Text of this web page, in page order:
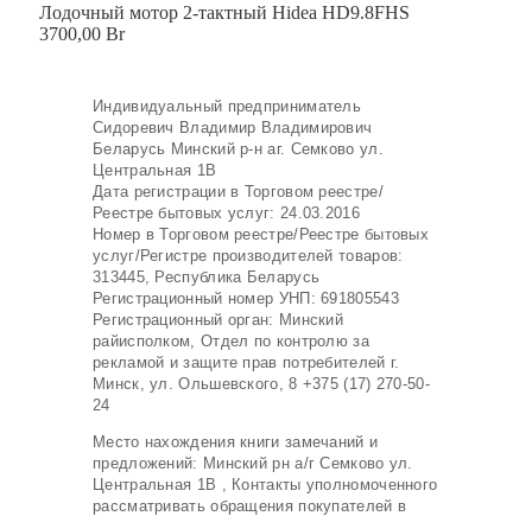
Лодочный мотор 2-тактный Hidea HD9.8FHS
3700,00 Br
Индивидуальный предприниматель
Сидоревич Владимир Владимирович
Беларусь Минский р-н аг. Семково ул.
Центральная 1В
Дата регистрации в Торговом реестре/
Реестре бытовых услуг: 24.03.2016
Номер в Торговом реестре/Реестре бытовых
услуг/Регистре производителей товаров:
313445, Республика Беларусь
Регистрационный номер УНП: 691805543
Регистрационный орган: Минский
райисполком, Отдел по контролю за
рекламой и защите прав потребителей г.
Минск, ул. Ольшевского, 8 +375 (17) 270-50-
24
Место нахождения книги замечаний и
предложений: Минский рн а/г Семково ул.
Центральная 1В , Контакты уполномоченного
рассматривать обращения покупателей в